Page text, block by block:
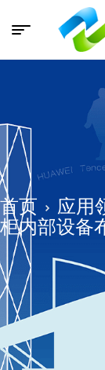
首页 应用
柜内部设备